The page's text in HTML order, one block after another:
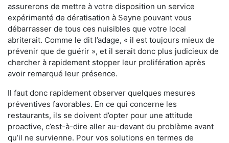
assurerons de mettre à votre disposition un service
expérimenté de dératisation à Seyne pouvant vous
débarrasser de tous ces nuisibles que votre local
abriterait. Comme le dit l’adage, « il est toujours mieux de
prévenir que de guérir », et il serait donc plus judicieux de
chercher à rapidement stopper leur prolifération après
avoir remarqué leur présence.
Il faut donc rapidement observer quelques mesures
préventives favorables. En ce qui concerne les
restaurants, ils se doivent d’opter pour une attitude
proactive, c’est-à-dire aller au-devant du problème avant
qu’il ne survienne. Pour vos solutions en termes de